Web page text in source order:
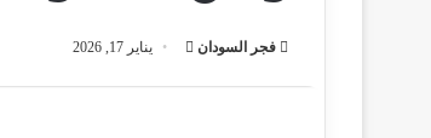
فجر السودان يناير 17, 2026